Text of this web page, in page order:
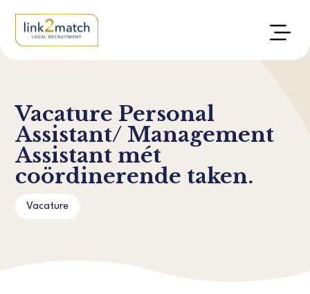
Vacature Personal
Assistant/ Management
Assistant mét
coördinerende taken.
Vacature